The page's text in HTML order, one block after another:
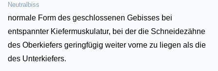
Neutralbiss
normale Form des geschlossenen Gebisses bei
entspannter Kiefermuskulatur, bei der die Schneidezähne
des Oberkiefers geringfügig weiter vorne zu liegen als die
des Unterkiefers.